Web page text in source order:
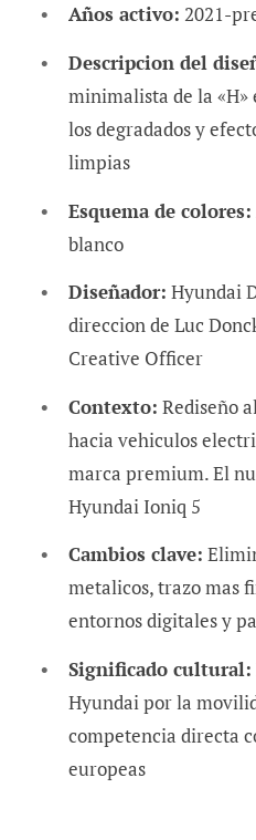
Años activo: 2021-
Descripcion del
minimalista de la
los degradados y
limpias
Esquema de colores:
blanco
Diseñador: Hyundai
direccion de Luc
Creative Officer
Contexto: Rediseño
hacia vehiculos
marca premium. El
Hyundai Ioniq 5
Cambios clave:
metalicos, trazo mas
entornos digitales y
Significado cultural:
Hyundai por la
competencia directa
europeas